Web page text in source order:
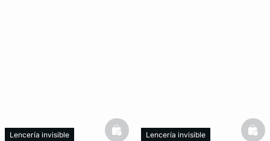
Lencería invisible basketfullLencería invisible